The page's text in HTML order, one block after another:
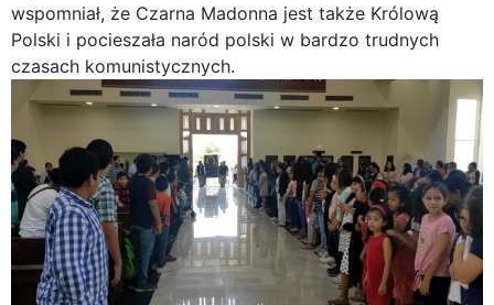
wspomniał, że Czarna Madonna jest także Królową
Polski i pocieszała naród polski w bardzo trudnych
czasach komunistycznych.